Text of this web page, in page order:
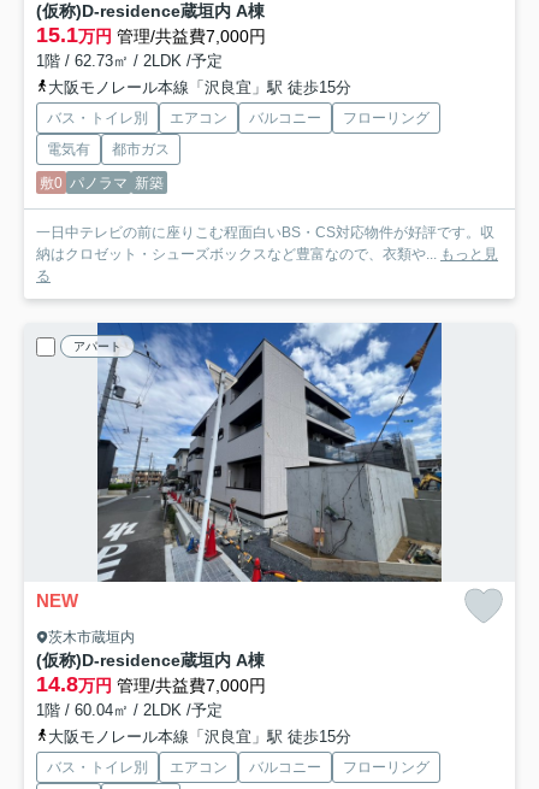
(仮称)D-residence蔵垣内 A棟
15.1万円 管理/共益費7,000円
1階 / 62.73㎡ / 2LDK /予定
大阪モノレール本線「沢良宜」駅 徒歩15分
バス・トイレ別 エアコン バルコニー
フローリング
電気有
都市ガス
敷0 パノラマ 新築
一日中テレビの前に座りこむ程面白いBS・CS対応物件が好評です。収
納はクロゼット・シューズボックスなど豊富なので、衣類や... もっと見
る
アパート
NEW
茨木市蔵垣内
(仮称)D-residence蔵垣内 A棟
14.8万円 管理/共益費7,000円
1階 / 60.04㎡ / 2LDK /予定
大阪モノレール本線「沢良宜」駅 徒歩15分
バス・トイレ別 エアコン バルコニー
フローリング